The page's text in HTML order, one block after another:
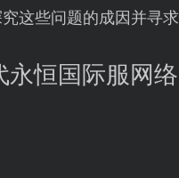
这些问题的成因并寻
永恒国际服网